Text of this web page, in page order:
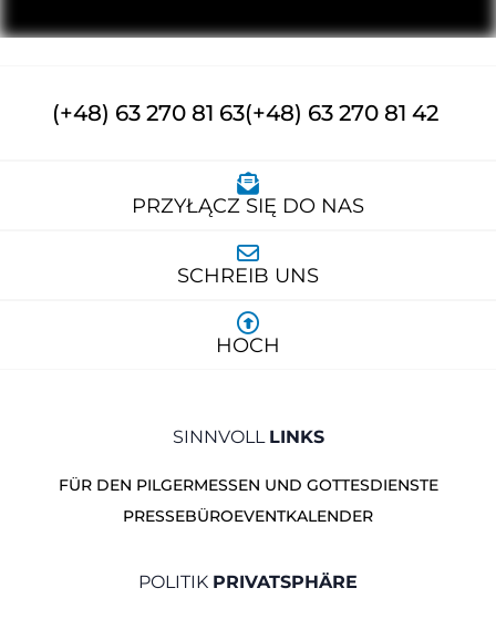
(+48) 63 270 81 63(+48) 63 270 81 42
PRZYŁĄCZ SIĘ DO NAS
SCHREIB UNS
HOCH
SINNVOLL LINKS
FÜR DEN PILGERMESSEN UND GOTTESDIENSTE
PRESSEBÜROEVENTKALENDER
POLITIK PRIVATSPHÄRE